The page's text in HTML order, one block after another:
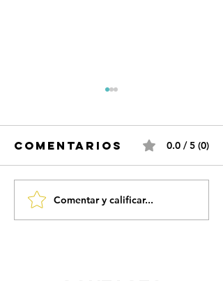
Comentarios 0.0 / 5 (0)
Comentar y calificar...